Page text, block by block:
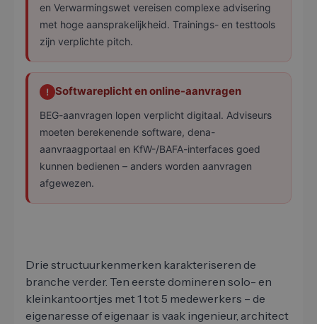
en Verwarmingswet vereisen complexe advisering
met hoge aansprakelijkheid. Trainings- en testtools
zijn verplichte pitch.
! Softwareplicht en online-aanvragen
BEG-aanvragen lopen verplicht digitaal. Adviseurs
moeten berekenende software, dena-
aanvraagportaal en KfW-/BAFA-interfaces goed
kunnen bedienen – anders worden aanvragen
afgewezen.
Drie structuurkenmerken karakteriseren de
branche verder. Ten eerste domineren solo- en
kleinkantoortjes met 1 tot 5 medewerkers – de
eigenaresse of eigenaar is vaak ingenieur, architect